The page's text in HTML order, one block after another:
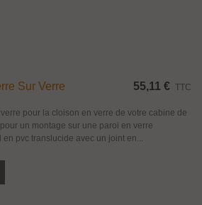
Sur Verre 55,11 € TTC
pour la cloison en verre de votre cabine de
un montage sur une paroi en verre
pvc translucide avec un joint en...